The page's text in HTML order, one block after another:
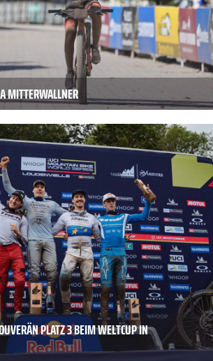
MITTERWALLNER
PLATZ 3 BEIM WELTCUP IN